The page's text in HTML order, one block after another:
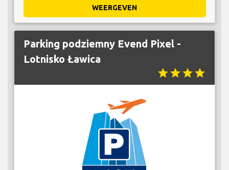
WEERGEVEN
Parking podziemny Evend Pixel -
Lotnisko Ławica
starstarstarstar